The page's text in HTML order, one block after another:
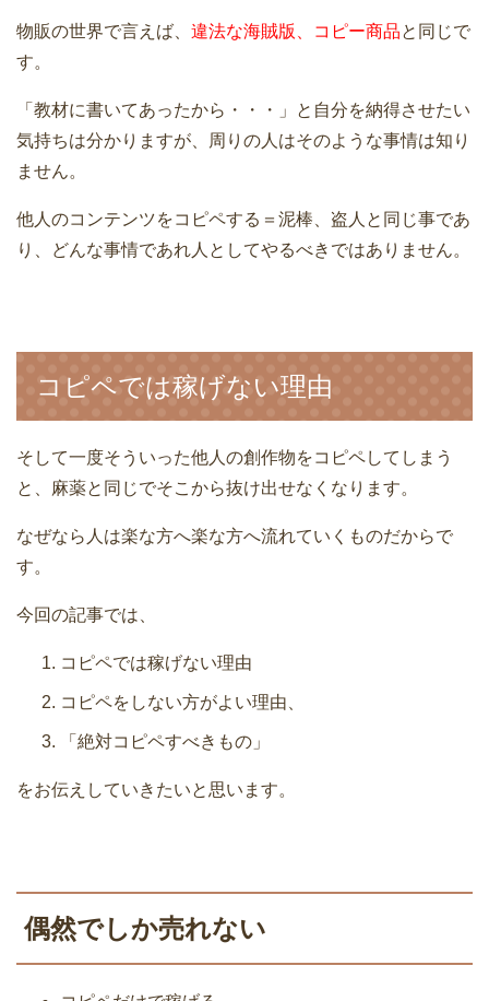
物販の世界で言えば、 違法な海賊版、コピー商品と同じで
す。
「教材に書いてあったから・・・」と自分を納得させたい
気持ちは分かりますが、周りの人はそのような事情は知り
ません。
他人のコンテンツをコピペする＝泥棒、盗人と同じ事であ
り、どんな事情であれ人としてやるべきではありません。
コピペでは稼げない理由
そして一度そういった他人の創作物をコピペしてしまう
と、麻薬と同じでそこから抜け出せなくなります。
なぜなら人は楽な方へ楽な方へ流れていくものだからで
す。
今回の記事では、
コピペでは稼げない理由
コピペをしない方がよい理由、
「絶対コピペすべきもの」
をお伝えしていきたいと思います。
偶然でしか売れない